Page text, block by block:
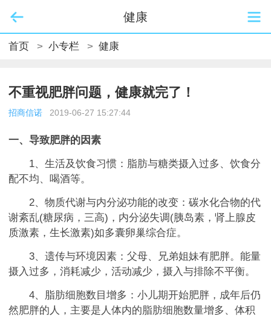
健康
首页 > 小专栏 > 健康
不重视肥胖问题，健康就完了！
招商信诺 2019-06-27 15:27:44
一、导致肥胖的因素
1、生活及饮食习惯：脂肪与糖类摄入过多、饮食分
配不均、喝酒等。
2、物质代谢与内分泌功能的改变：碳水化合物的代
谢紊乱(糖尿病，三高)，内分泌失调(胰岛素，肾上腺皮
质激素，生长激素)如多囊卵巢综合症。
3、遗传与环境因素：父母、兄弟姐妹有肥胖。能量
摄入过多，消耗减少，活动减少，摄入与排除不平衡。
4、脂肪细胞数目增多：小儿期开始肥胖，成年后仍
然肥胖的人，主要是人体内的脂肪细胞数量增多、体积